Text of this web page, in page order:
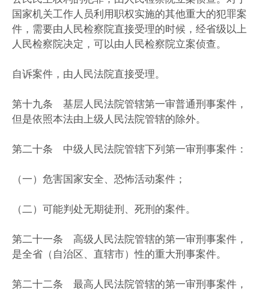
国家机关工作人员利用职权实施的其他重大的犯罪案
件，需要由人民检察院直接受理的时候，经省级以上
人民检察院决定，可以由人民检察院立案侦查。
自诉案件，由人民法院直接受理。
第十九条 基层人民法院管辖第一审普通刑事案件，
但是依照本法由上级人民法院管辖的除外。
第二十条 中级人民法院管辖下列第一审刑事案件：
（一）危害国家安全、恐怖活动案件；
（二）可能判处无期徒刑、死刑的案件。
第二十一条 高级人民法院管辖的第一审刑事案件，
是全省（自治区、直辖市）性的重大刑事案件。
第二十二条 最高人民法院管辖的第一审刑事案件，